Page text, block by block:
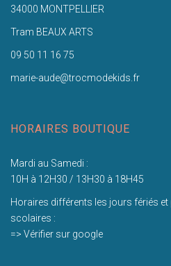
34000 MONTPELLIER
Tram BEAUX ARTS
09 50 11 16 75
marie-aude@trocmodekids.fr
HORAIRES BOUTIQUE
Mardi au Samedi :
10H à 12H30 / 13H30 à 18H45
Horaires différents les jours fériés
scolaires :
=> Vérifier sur google